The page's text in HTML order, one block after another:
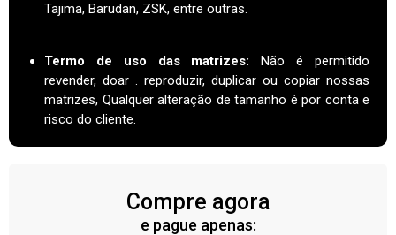
Tajima, Barudan, ZSK, entre outras.
Termo de uso das matrizes:
Não é permitido
revender, doar . reproduzir, duplicar ou copiar nossas
matrizes, Qualquer alteração de tamanho é por conta e
risco do cliente.
Compre agora
e pague apenas: